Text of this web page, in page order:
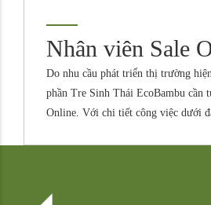
Nhân viên Sale
Do nhu cầu phát triển thị trường
phần Tre Sinh Thái EcoBambu cần
Online. Với chi tiết công việc dưới